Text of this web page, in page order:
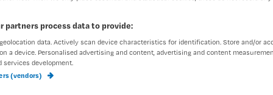
Auteur:
partners process data to provide:
data. Actively scan device characteristics for identification. Store and/or
a device. Personalised advertising and content, advertising and content
services development.
(vendors)